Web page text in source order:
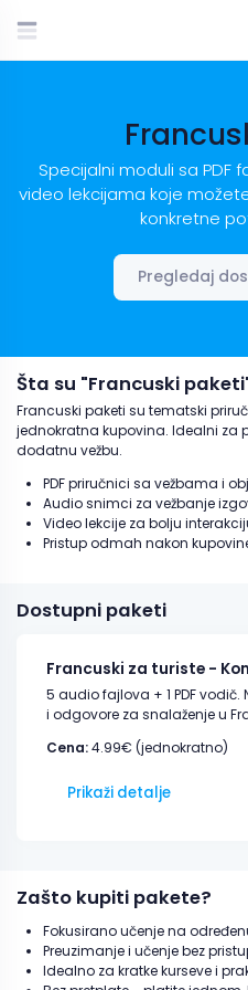
Specijalni moduli sa PDF
video lekcijama koje
konkretne
Pregledaj
Šta su "Francuski
Francuski paketi su tematski
jednokratna kupovina. Idealni za
dodatnu vežbu.
PDF priručnici sa vežbama i
Audio snimci za vežbanje
Video lekcije za bolju
Pristup odmah nakon
Dostupni paketi
Francuski za turiste -
5 audio fajlova + 1 PDF
i odgovore za snalaženje u
Cena:4.99€ (jednokratno)
Prikaži detalje
Zašto kupiti pakete?
Fokusirano učenje na
Preuzimanje i učenje bez
Idealno za kratke kurseve i